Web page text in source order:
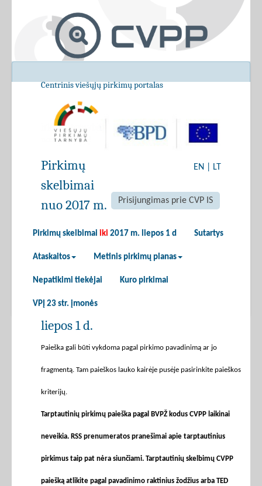
Centrinis viešųjų pirkimų portalas
EN LT
Prisijungimas prie CVP IS
Pirkimų skelbimai iki 2017 m. liepos 1 d Sutartys
Ataskaitos Metinis pirkimų planas
Nepatikimi tiekėjai Kuro pirkimai
VPĮ 23 str. įmonės
Pirkimų
skelbimai
nuo 2017 m.
liepos 1 d.
Paieška gali būti vykdoma pagal pirkimo pavadinimą ar jo
fragmentą. Tam paieškos lauko kairėje pusėje pasirinkite paieškos
kriterijų.
Tarptautinių pirkimų paieška pagal BVPŽ kodus CVPP laikinai
neveikia. RSS prenumeratos pranešimai apie tarptautinius
pirkimus taip pat nėra siunčiami. Tarptautinių skelbimų CVPP
paiešką atlikite pagal pavadinimo raktinius žodžius arba TED